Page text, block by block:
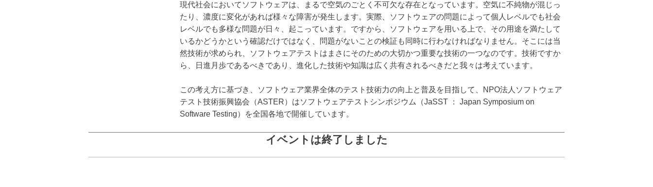
現代社会においてソフトウェアは、まるで空気のごとく不可欠な存在となっています。空気に不純物が混じっ
たり、濃度に変化があれば様々な障害が発生します。実際、ソフトウェアの問題によって個人レベルでも社会
レベルでも多様な問題が日々、起こっています。ですから、ソフトウェアを用いる上で、その用途を満たして
いるかどうかという確認だけではなく、問題がないことの検証も同時に行わなければなりません。そこには当
然技術が求められ、ソフトウェアテストはまさにそのための大切かつ重要な技術の一つなのです。技術ですか
ら、日進月歩であるべきであり、進化した技術や知識は広く共有されるべきだと我々は考えています。
この考え方に基づき、ソフトウェア業界全体のテスト技術力の向上と普及を目指して、NPO法人ソフトウェア
テスト技術振興協会（ASTER）はソフトウェアテストシンポジウム（JaSST ： Japan Symposium on
Software Testing）を全国各地で開催しています。
イベントは終了しました